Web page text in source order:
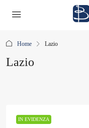
Home Lazio
Lazio
IN EVIDENZA